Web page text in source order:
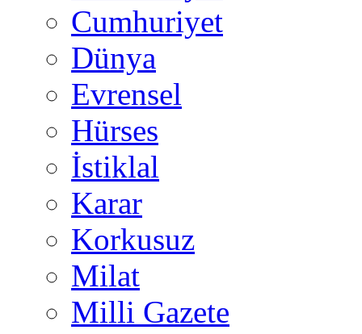
Cumhuriyet
Dünya
Evrensel
Hürses
İstiklal
Karar
Korkusuz
Milat
Milli Gazete